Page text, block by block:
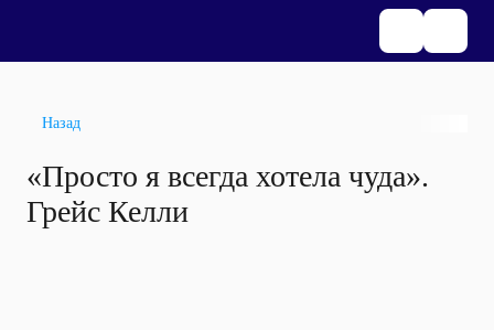
Назад
«Просто я всегда хотела чуда».
Грейс Келли